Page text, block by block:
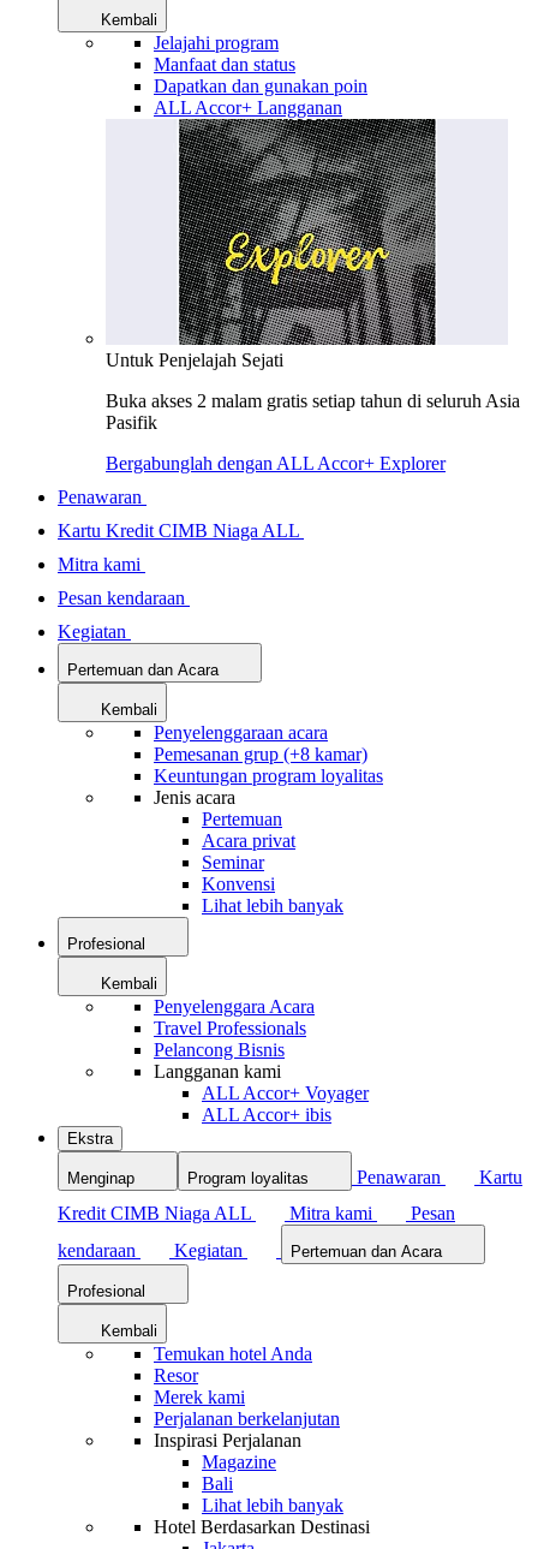
Kembali
Jelajahi program
Manfaat dan status
Dapatkan dan gunakan poin
ALL Accor+ Langganan
Untuk Penjelajah Sejati
Buka akses 2 malam gratis setiap tahun di seluruh Asia
Pasifik
Bergabunglah dengan ALL Accor+ Explorer
Penawaran
Kartu Kredit CIMB Niaga ALL
Mitra kami
Pesan kendaraan
Kegiatan
Pertemuan dan Acara
Kembali
Penyelenggaraan acara
Pemesanan grup (+8 kamar)
Keuntungan program loyalitas
Jenis acara
Pertemuan
Acara privat
Seminar
Konvensi
Lihat lebih banyak
Profesional
Kembali
Penyelenggara Acara
Travel Professionals
Pelancong Bisnis
Langganan kami
ALL Accor+ Voyager
ALL Accor+ ibis
Ekstra
Menginap Program loyalitas Penawaran
Kartu
Kredit CIMB Niaga ALL
Mitra kami
Pesan
kendaraan
Kegiatan Pertemuan dan Acara
Profesional
Kembali
Temukan hotel Anda
Resor
Merek kami
Perjalanan berkelanjutan
Inspirasi Perjalanan
Magazine
Bali
Lihat lebih banyak
Hotel Berdasarkan Destinasi